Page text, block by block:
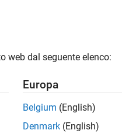
Deep Learning-
Create a deep learning-based
like RRT (rapidly-
space sampling, see Get
Accelerate Motion
web dal seguente elenco:
Europa
Belgium (English)
Denmark (English)